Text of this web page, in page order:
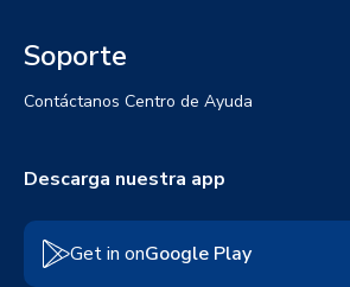
Soporte
Contáctanos Centro de Ayuda
Descarga nuestra app
Get in onGoogle Play